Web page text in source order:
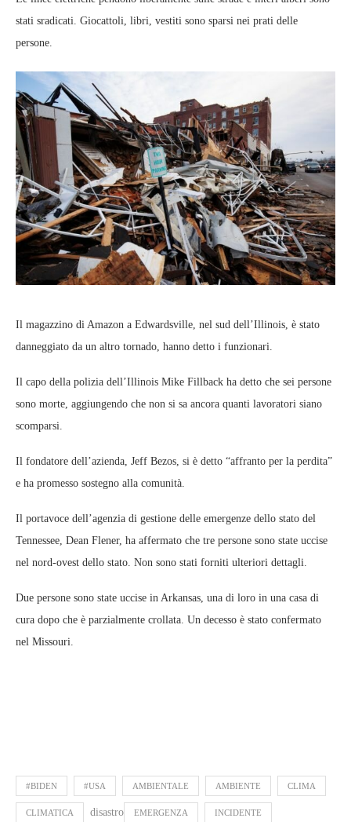
stati sradicati. Giocattoli, libri, vestiti sono sparsi nei prati delle
persone.
Il magazzino di Amazon a Edwardsville, nel sud dell’Illinois, è stato
danneggiato da un altro tornado, hanno detto i funzionari.
Il capo della polizia dell’Illinois Mike Fillback ha detto che sei persone
sono morte, aggiungendo che non si sa ancora quanti lavoratori siano
scomparsi.
Il fondatore dell’azienda, Jeff Bezos, si è detto “affranto per la perdita”
e ha promesso sostegno alla comunità.
Il portavoce dell’agenzia di gestione delle emergenze dello stato del
Tennessee, Dean Flener, ha affermato che tre persone sono state uccise
nel nord-ovest dello stato. Non sono stati forniti ulteriori dettagli.
Due persone sono state uccise in Arkansas, una di loro in una casa di
cura dopo che è parzialmente crollata. Un decesso è stato confermato
nel Missouri.
#BIDEN #USA AMBIENTALE AMBIENTE CLIMA
CLIMATICA disastro EMERGENZA INCIDENTE